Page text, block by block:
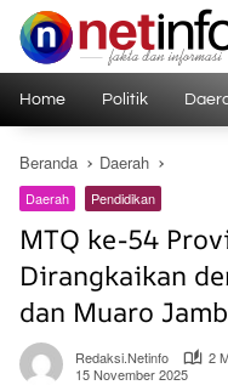
Langsung
konten
Home Politik
Beranda Daerah
Daerah Pendidikan
MTQ ke-54
Dirangkaikan
dan Muaro
Redaksi.netinfo
2
15 November 2025